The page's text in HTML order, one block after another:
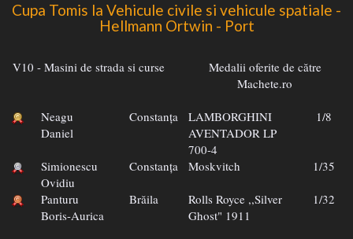
Cupa Tomis la Vehicule civile si vehicule spatiale -
Hellmann Ortwin - Port
V10 - Masini de strada si curse
Medalii oferite de către
Machete.ro
Neagu
Daniel
Constanța
LAMBORGHINI
AVENTADOR LP
700-4
1/8
Simionescu
Ovidiu
Constanța Moskvitch 1/35
Panturu
Boris-Aurica
Brăila
Rolls Royce ,,Silver
Ghost" 1911
1/32